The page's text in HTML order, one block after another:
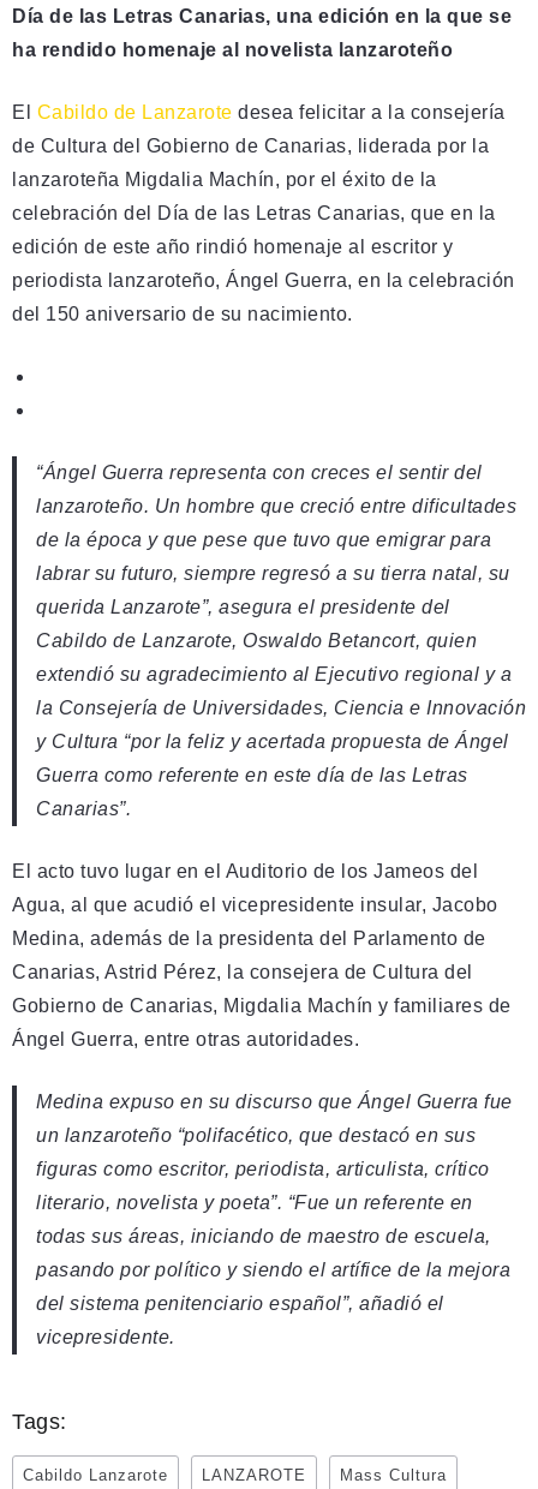
Día de las Letras Canarias, una edición en la que se
ha rendido homenaje al novelista lanzaroteño
El Cabildo de Lanzarote desea felicitar a la consejería
de Cultura del Gobierno de Canarias, liderada por la
lanzaroteña Migdalia Machín, por el éxito de la
celebración del Día de las Letras Canarias, que en la
edición de este año rindió homenaje al escritor y
periodista lanzaroteño, Ángel Guerra, en la celebración
del 150 aniversario de su nacimiento.
“Ángel Guerra representa con creces el sentir del
lanzaroteño. Un hombre que creció entre dificultades
de la época y que pese que tuvo que emigrar para
labrar su futuro, siempre regresó a su tierra natal, su
querida Lanzarote”, asegura el presidente del
Cabildo de Lanzarote, Oswaldo Betancort, quien
extendió su agradecimiento al Ejecutivo regional y a
la Consejería de Universidades, Ciencia e Innovación
y Cultura “por la feliz y acertada propuesta de Ángel
Guerra como referente en este día de las Letras
Canarias”.
El acto tuvo lugar en el Auditorio de los Jameos del
Agua, al que acudió el vicepresidente insular, Jacobo
Medina, además de la presidenta del Parlamento de
Canarias, Astrid Pérez, la consejera de Cultura del
Gobierno de Canarias, Migdalia Machín y familiares de
Ángel Guerra, entre otras autoridades.
Medina expuso en su discurso que Ángel Guerra fue
un lanzaroteño “polifacético, que destacó en sus
figuras como escritor, periodista, articulista, crítico
literario, novelista y poeta”. “Fue un referente en
todas sus áreas, iniciando de maestro de escuela,
pasando por político y siendo el artífice de la mejora
del sistema penitenciario español”, añadió el
vicepresidente.
Tags:
Cabildo Lanzarote LANZAROTE Mass Cultura